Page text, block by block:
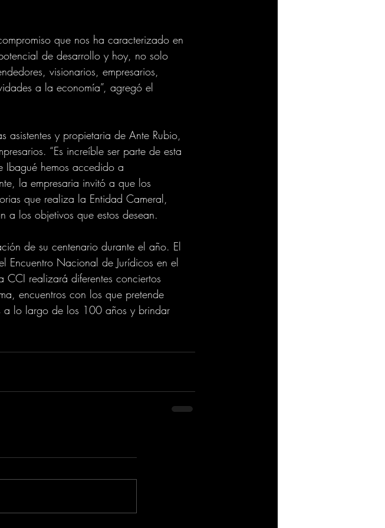
que nos ha caracterizado en
de desarrollo y hoy, no solo
visionarios, empresarios,
a la economía”, agregó el
y propietaria de Ante Rubio,
“Es increíble ser parte de esta
Ibagué hemos accedido a
la empresaria invitó a que los
que realiza la Entidad Cameral,
a los objetivos que estos desean.
de su centenario durante el año. El
Encuentro Nacional de Jurídicos en el
realizará diferentes conciertos
encuentros con los que pretende
a lo largo de los 100 años y brindar